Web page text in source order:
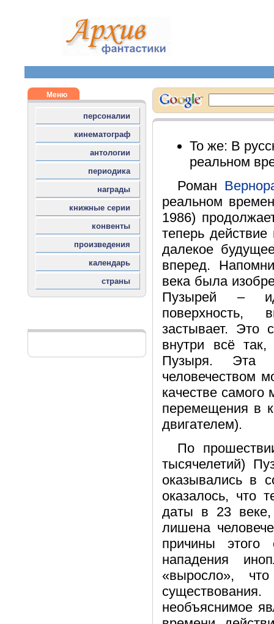
То же: В
реальном
Роман
реальном
1986)
теперь действие
далекое
вперед.
века была
Пузырей –
поверхность,
застывает. Это
внутри всё
Пузыря. Эта
человечеством
качестве
перемещения в
двигателем).
По
тысячелетий)
оказывались в
оказалось, что
даты в 23 веке,
лишена
причины
нападения
«выросло»,
необъяснимое